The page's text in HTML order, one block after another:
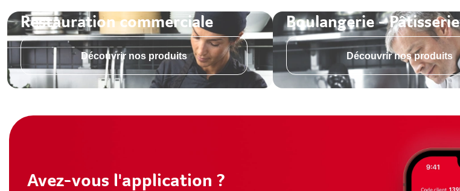
Restauration commerciale
Découvrir nos produits
Boulangerie - Pâtisserie
Découvrir nos produits
Avez-vous l'application ?